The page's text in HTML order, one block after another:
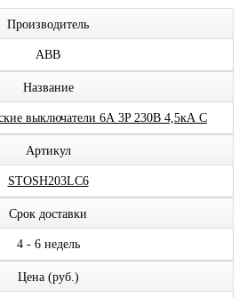
Производитель
ABB
Название
выключатели 6А 3P 230В 4,5кА C
Артикул
STOSH203LC6
Срок доставки
4 - 6 недель
Цена (руб.)